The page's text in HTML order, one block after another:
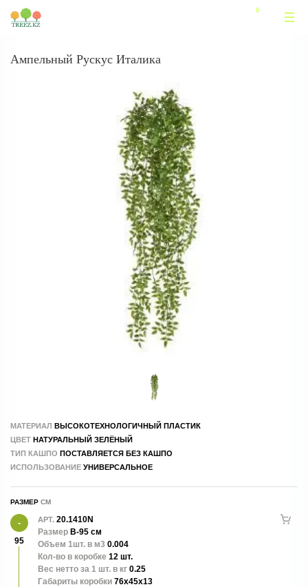
Ампельный Рускус Италика
МАТЕРИАЛ ВЫСОКОТЕХНОЛОГИЧНЫЙ ПЛАСТИК
ЦВЕТ НАТУРАЛЬНЫЙ ЗЕЛЁНЫЙ
ТИП КАШПО ПОСТАВЛЯЕТСЯ БЕЗ КАШПО
ИСПОЛЬЗОВАНИЕ УНИВЕРСАЛЬНОЕ
РАЗМЕР
95
АРТ. 20.1410N
Размер В-95 см
Объем 1шт. в м3 0.004
Кол-во в коробке 12 шт.
Вес нетто за 1 шт. в кг 0.25
Габариты коробки 76x45x13